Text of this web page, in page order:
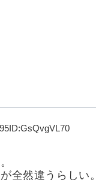
全然違うらしい。